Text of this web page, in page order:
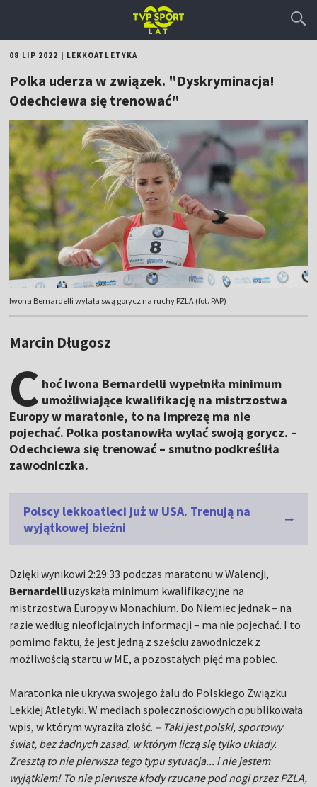
08 LIP 2022 LEKKOATLETYKA
Polka uderza w związek. "Dyskryminacja!
Odechciewa się trenować"
Iwona Bernardelli wylała swą gorycz na ruchy PZLA (fot. PAP)
Marcin Długosz
C hoć Iwona Bernardelli wypełniła minimum
umożliwiające kwalifikację na mistrzostwa
Europy w maratonie, to na imprezę ma nie
pojechać. Polka postanowiła wylać swoją gorycz. –
Odechciewa się trenować – smutno podkreśliła
zawodniczka.
Polscy lekkoatleci już w USA. Trenują na
wyjątkowej bieżni
Dzięki wynikowi 2:29:33 podczas maratonu w Walencji,
Bernardelliuzyskała minimum kwalifikacyjne na
mistrzostwa Europy w Monachium. Do Niemiec jednak – na
razie według nieoficjalnych informacji – ma nie pojechać. I to
pomimo faktu, że jest jedną z sześciu zawodniczek z
możliwością startu w ME, a pozostałych pięć ma pobiec.
Maratonka nie ukrywa swojego żalu do Polskiego Związku
Lekkiej Atletyki. W mediach społecznościowych opublikowała
wpis, w którym wyraziła złość. – Taki jest polski, sportowy
świat, bez żadnych zasad, w którym liczą się tylko układy.
Zresztą to nie pierwsza tego typu sytuacja... i nie jestem
wyjątkiem! To nie pierwsze kłody rzucane pod nogi przez PZLA,